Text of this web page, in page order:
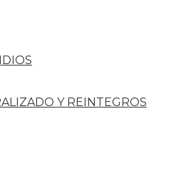
Y REINTEGROS